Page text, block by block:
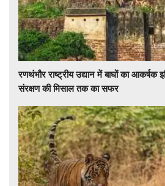
रणथंभौर राष्ट्रीय उद्यान में बाघों का आकर्षक
संरक्षण की मिसाल तक का सफर